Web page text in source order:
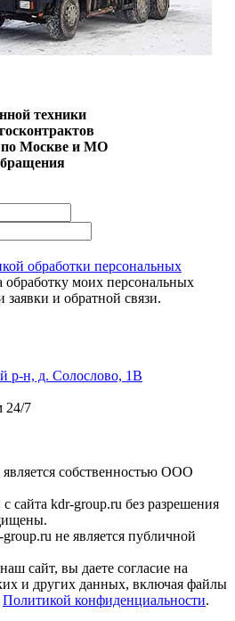
техники
по Москве и МО
обработки персональных
обработку моих персональных
и обратной связи.
р-н, д. Солослово, 1В
24/7
собственностью ООО
сайта kdr-group.ru без разрешения
не является публичной
сайт, вы даете согласие на
и других данных, включая файлы
Политикой конфиденциальности.